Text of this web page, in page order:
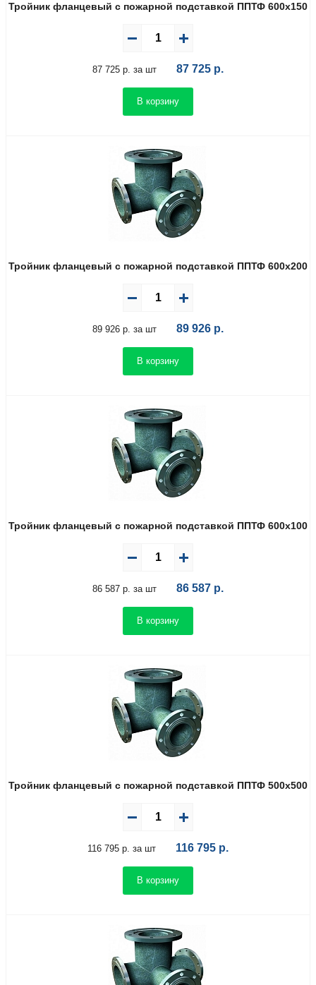
Тройник фланцевый с пожарной подставкой ППТФ 600х150
87 725 р. за шт 87 725 р.
В корзину
Тройник фланцевый с пожарной подставкой ППТФ 600х200
89 926 р. за шт 89 926 р.
В корзину
Тройник фланцевый с пожарной подставкой ППТФ 600х100
86 587 р. за шт 86 587 р.
В корзину
Тройник фланцевый с пожарной подставкой ППТФ 500х500
116 795 р. за шт 116 795 р.
В корзину